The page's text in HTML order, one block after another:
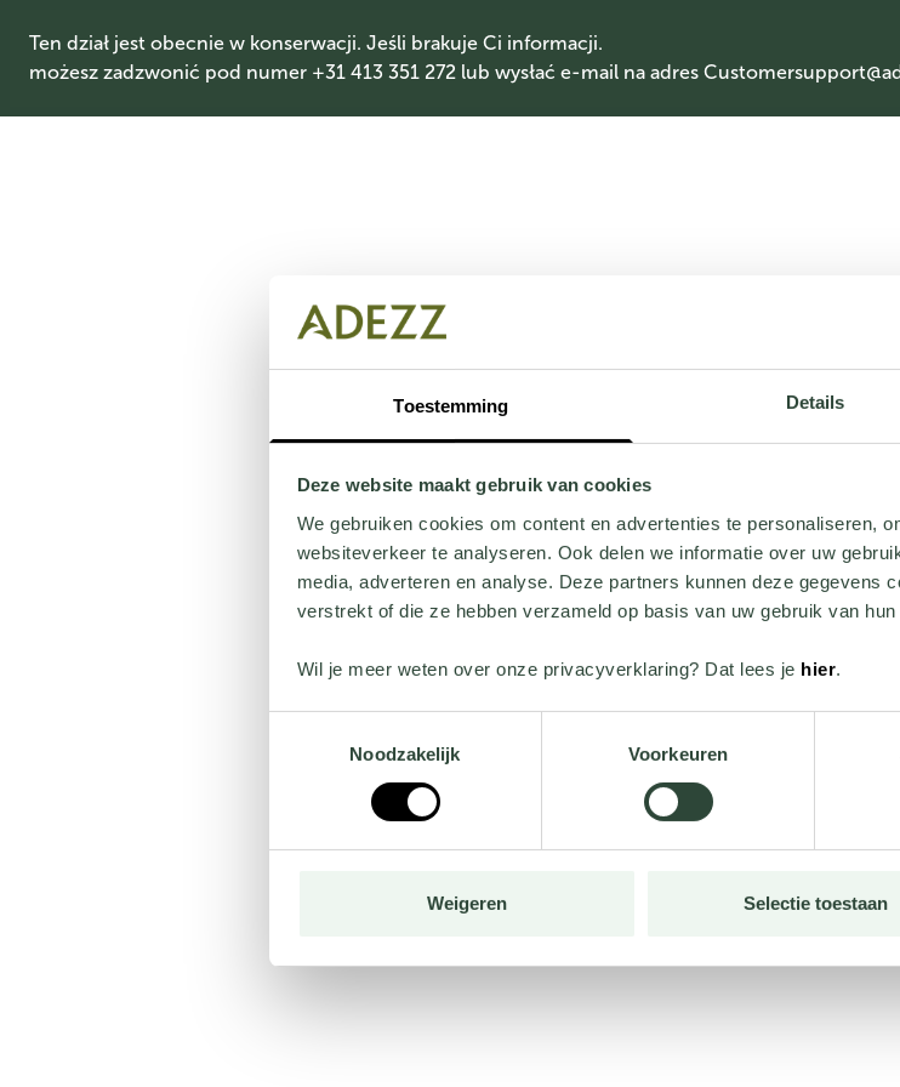
Toestemming Details
Deze website maakt gebruik van cookies
We gebruiken cookies om content en advertenties te personaliseren,
websiteverkeer te analyseren. Ook delen we informatie over uw
media, adverteren en analyse. Deze partners kunnen deze gegevens
verstrekt of die ze hebben verzameld op basis van uw gebruik van
Wil je meer weten over onze privacyverklaring? Dat lees je hier.
Noodzakelijk
Voorkeuren
Weigeren Selectie toestaan
Ten dział jest obecnie w konserwacji. Jeśli brakuje Ci informacji.
możesz zadzwonić pod numer +31 413 351 272 lub wysłać e-mail na adres